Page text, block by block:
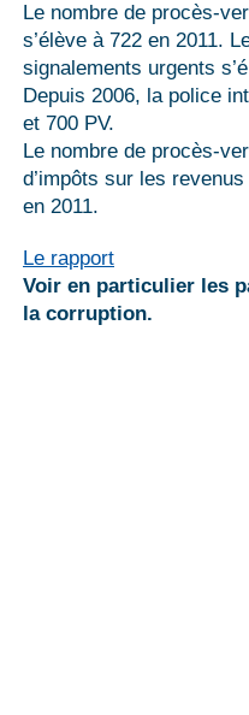
Le nombre de procès-
s’élève à 722 en 2011.
signalements urgents
Depuis 2006, la police
et 700 PV.
Le nombre de procès-
d’impôts sur les
en 2011.
Le rapport
Voir en particulier les
la corruption.